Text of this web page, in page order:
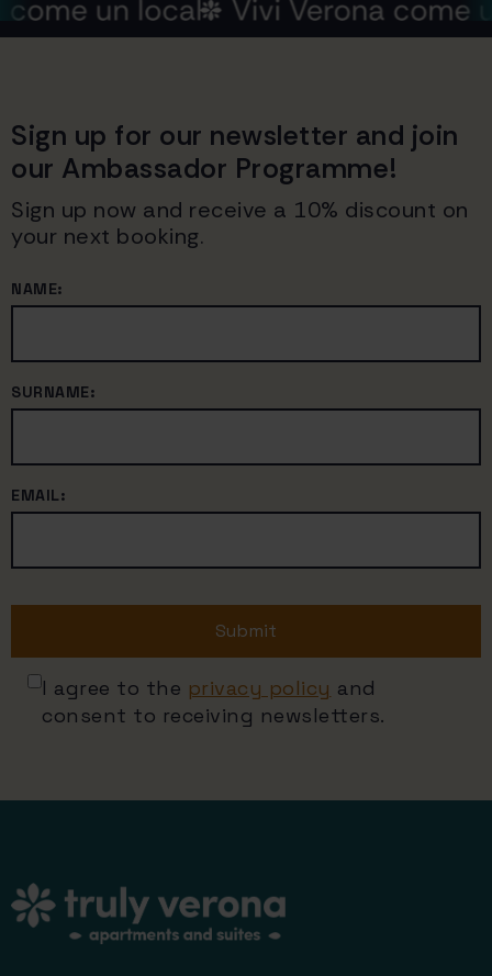
Sign up for our newsletter and join
our Ambassador Programme!
Sign up now and receive a 10% discount on
your next booking.
NAME:
SURNAME:
EMAIL:
Submit
I agree to the privacy policy and
consent to receiving newsletters.